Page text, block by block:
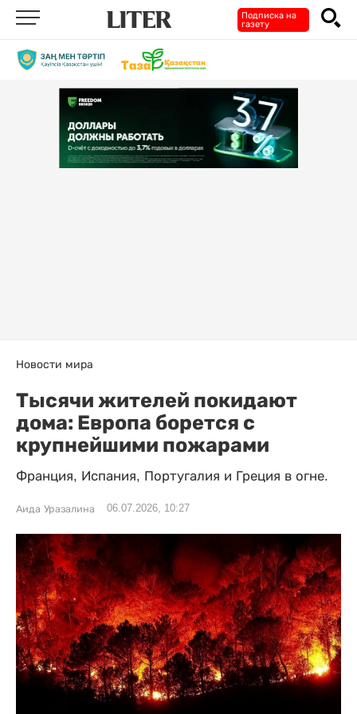
Подписка на
газету
Новости мира
Тысячи жителей покидают
дома: Европа борется с
крупнейшими пожарами
Франция, Испания, Португалия и Греция в огне.
Аида Уразалина 06.07.2026, 10:27